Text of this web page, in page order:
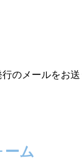
のメールをお送
ーム